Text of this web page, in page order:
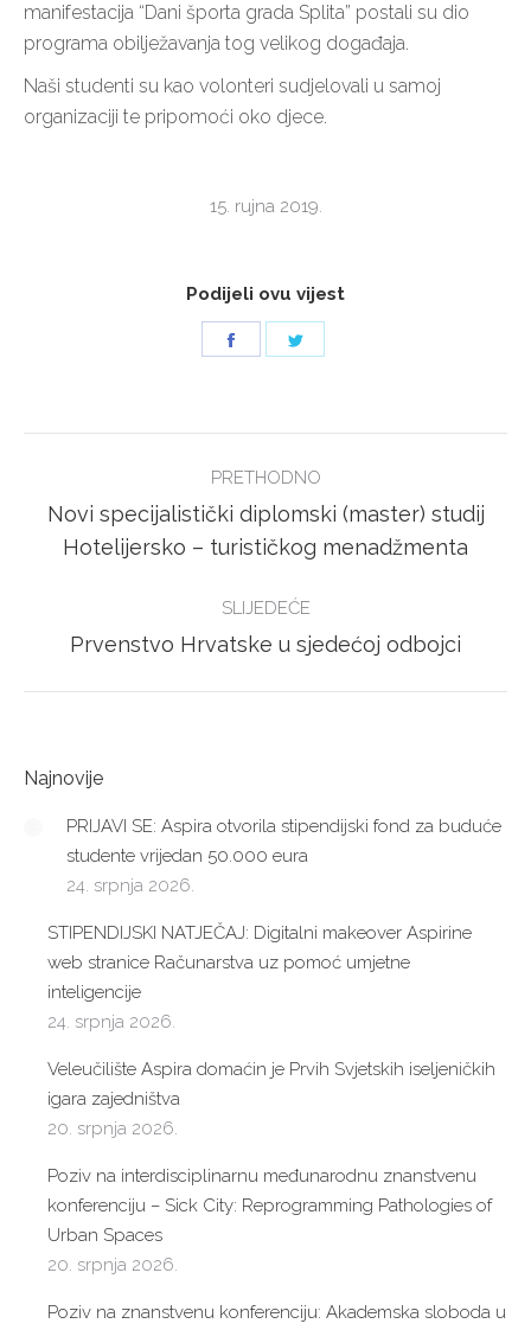
manifestacija “Dani športa grada Splita” postali su dio
programa obilježavanja tog velikog događaja.
Naši studenti su kao volonteri sudjelovali u samoj
organizaciji te pripomoći oko djece.
15. rujna 2019.
Podijeli ovu vijest
NAVIGATION
PRETHODNO
Previous
post:
Novi specijalistički diplomski (master) studij
Hotelijersko – turističkog menadžmenta
SLIJEDEĆE
Next
Prvenstvo Hrvatske u sjedećoj odbojci
Najnovije
PRIJAVI SE: Aspira otvorila stipendijski fond za buduće
studente vrijedan 50.000 eura
24. srpnja 2026.
STIPENDIJSKI NATJEČAJ: Digitalni makeover Aspirine
web stranice Računarstva uz pomoć umjetne
inteligencije
24. srpnja 2026.
Veleučilište Aspira domaćin je Prvih Svjetskih iseljeničkih
igara zajedništva
20. srpnja 2026.
Poziv na interdisciplinarnu međunarodnu znanstvenu
konferenciju – Sick City: Reprogramming Pathologies of
Urban Spaces
20. srpnja 2026.
Poziv na znanstvenu konferenciju: Akademska sloboda u